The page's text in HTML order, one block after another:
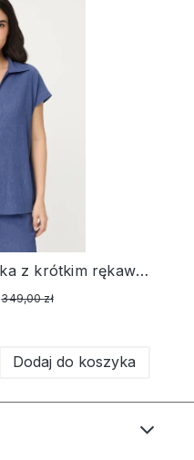
Niebieska koszula damska z krótkim rękawem z fakturą – Ciao Amore
349,00 zł
Dodaj do koszyka